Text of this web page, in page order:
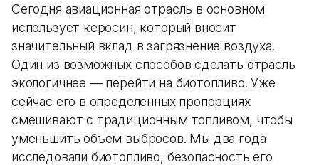
Сегодня авиационная отрасль в основном
использует керосин, который вносит
значительный вклад в загрязнение воздуха.
Один из возможных способов сделать отрасль
экологичнее — перейти на биотопливо. Уже
сейчас его в определенных пропорциях
смешивают с традиционным топливом, чтобы
уменьшить объем выбросов. Мы два года
исследовали биотопливо, безопасность его